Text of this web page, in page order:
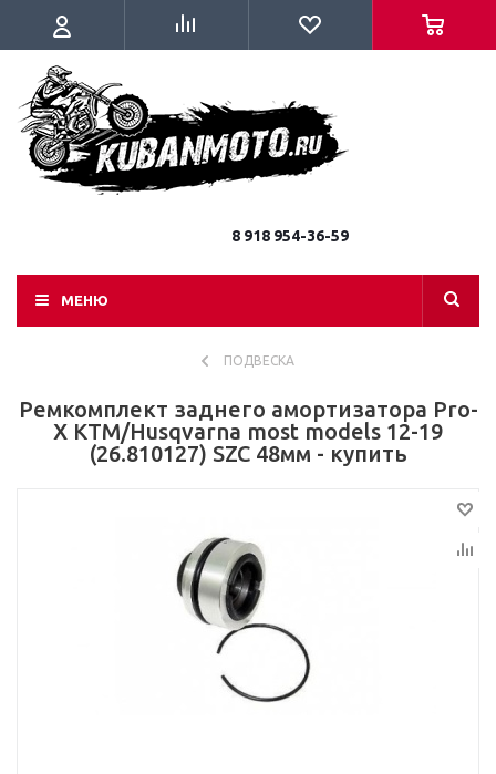
8 918 954-36-59
МЕНЮ
ПОДВЕСКА
Ремкомплект заднего амортизатора Pro-
X KTM/Husqvarna most models 12-19
(26.810127) SZC 48мм - купить